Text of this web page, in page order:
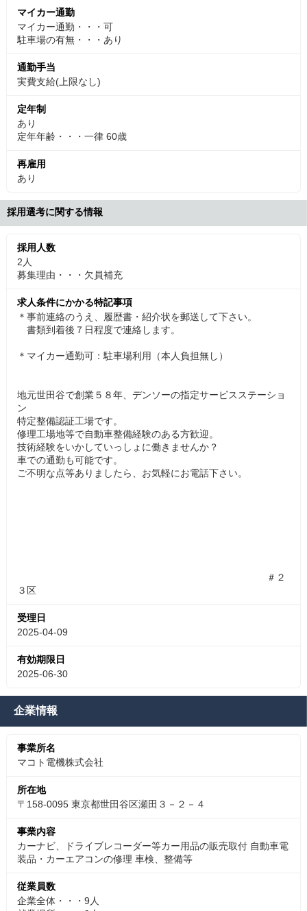
マイカー通勤
マイカー通勤・・・可
駐車場の有無・・・あり
通勤手当
実費支給(上限なし)
定年制
あり
定年年齢・・・一律 60歳
再雇用
あり
採用選考に関する情報
採用人数
2人
募集理由・・・欠員補充
求人条件にかかる特記事項
＊事前連絡のうえ、履歴書・紹介状を郵送して下さい。
書類到着後７日程度で連絡します。
＊マイカー通勤可：駐車場利用（本人負担無し）
地元世田谷で創業５８年、デンソーの指定サービスステーショ
ン
特定整備認証工場です。
修理工場地等で自動車整備経験のある方歓迎。
技術経験をいかしていっしょに働きませんか？
車での通勤も可能です。
ご不明な点等ありましたら、お気軽にお電話下さい。
＃２
３区
受理日
2025-04-09
有効期限日
2025-06-30
企業情報
事業所名
マコト電機株式会社
所在地
〒158-0095 東京都世田谷区瀬田３－２－４
事業内容
カーナビ、ドライブレコーダー等カー用品の販売取付 自動車電
装品・カーエアコンの修理 車検、整備等
従業員数
企業全体・・・9人